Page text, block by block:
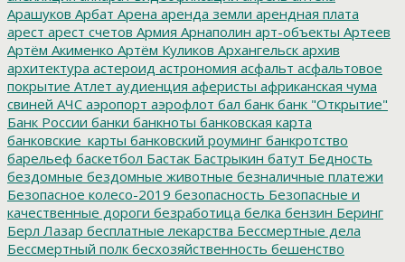
Арашуков Арбат Арена аренда земли арендная плата
арест арест счетов Армия Арнаполин арт-объекты Артеев
Артём Акименко Артём Куликов Архангельск архив
архитектура астероид астрономия асфальт асфальтовое
покрытие Атлет аудиенция аферисты африканская чума
свиней АЧС аэропорт аэрофлот бал банк банк "Открытие"
Банк России банки банкноты банковская карта
банковские_карты банковский роуминг банкротство
барельеф баскетбол Бастак Бастрыкин батут Бедность
бездомные бездомные животные безналичные платежи
Безопасное колесо-2019 безопасность Безопасные и
качественные дороги безработица белка бензин Беринг
Берл Лазар бесплатные лекарства Бессмертные дела
Бессмертный полк бесхозяйственность бешенство